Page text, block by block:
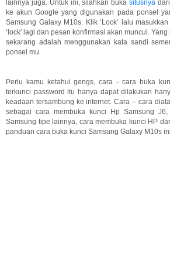
lainnya juga. Untuk ini, silahkan buka situsnya
ke akun Google yang digunakan pada ponsel
Samsung Galaxy M10s. Klik ‘Lock’ lalu
‘lock' lagi dan pesan konfirmasi akan muncul.
sekarang adalah menggunakan kata sandi
ponsel mu.
Perlu kamu ketahui gengs, cara - cara buka
terkunci password itu hanya dapat dilakukan
keadaan tersambung ke internet. Cara – cara
sebagai cara membuka kunci Hp Samsung
Samsung tipe lainnya, cara membuka kunci HP
panduan cara buka kunci Samsung Galaxy M10s